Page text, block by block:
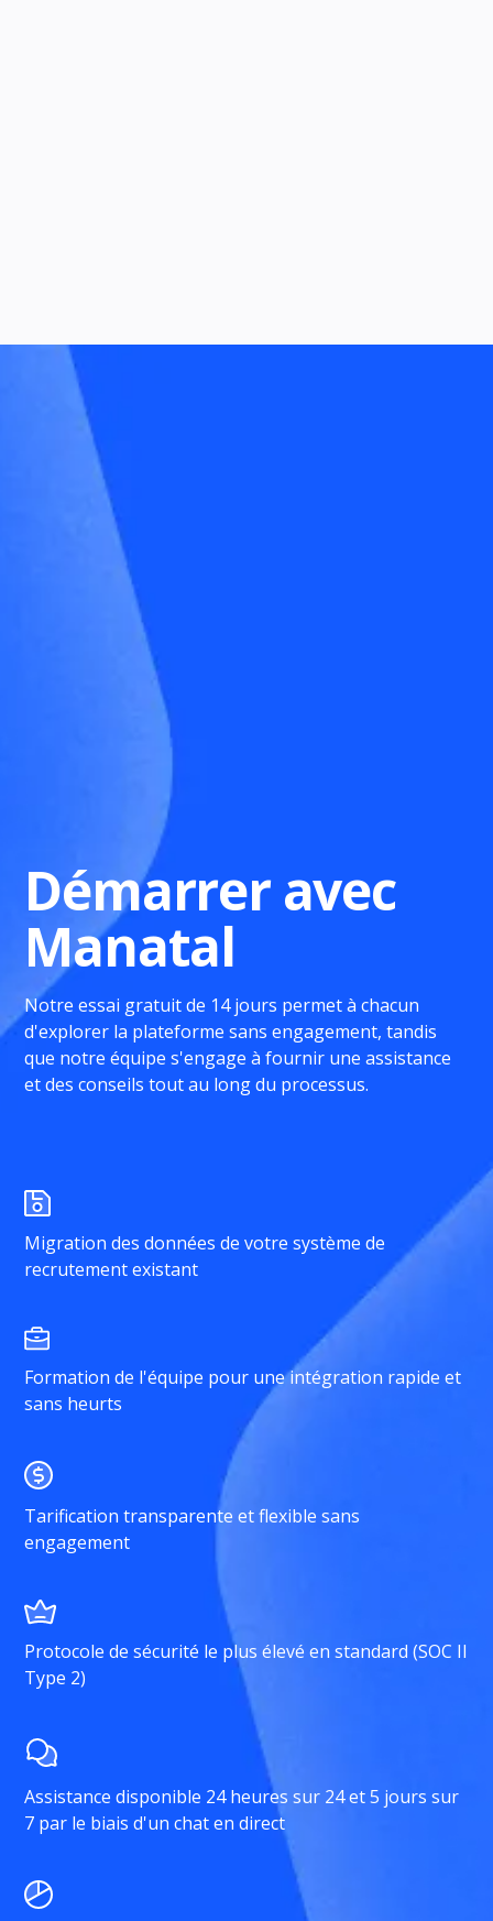
Démarrer avec
Manatal
Notre essai gratuit de 14 jours permet à chacun
d'explorer la plateforme sans engagement, tandis
que notre équipe s'engage à fournir une assistance
et des conseils tout au long du processus.
Migration des données de votre système de
recrutement existant
Formation de l'équipe pour une intégration rapide et
sans heurts
Tarification transparente et flexible sans
engagement
Protocole de sécurité le plus élevé en standard (SOC II
Type 2)
Assistance disponible 24 heures sur 24 et 5 jours sur
7 par le biais d'un chat en direct